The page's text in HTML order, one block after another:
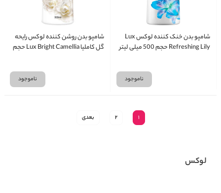
شامپو بدن خنک کننده لوکس Lux
Refreshing Lily حجم 500 میلی لیتر
ناموجود
شامپو بدن روشن کننده لوکس رایحه
گل کاملیا Lux Bright Camellia حجم
ناموجود
1
2 بعدی
لوکس